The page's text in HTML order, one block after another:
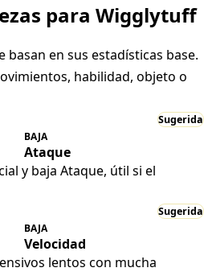
para Wigglytuff
basan en sus estadísticas base.
habilidad, objeto o
Sugerida
BAJA
Ataque
y baja Ataque, útil si el
Sugerida
BAJA
Velocidad
lentos con mucha